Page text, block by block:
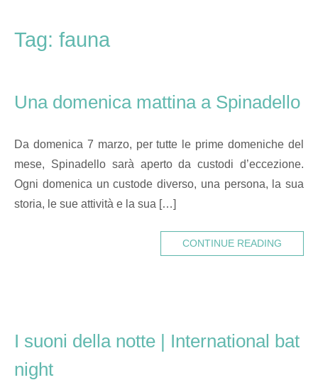
content
Tag: fauna
Una domenica mattina a Spinadello
Da domenica 7 marzo, per tutte le prime domeniche del
mese, Spinadello sarà aperto da custodi d’eccezione.
Ogni domenica un custode diverso, una persona, la sua
storia, le sue attività e la sua […]
CONTINUE READING
I suoni della notte | International bat
night